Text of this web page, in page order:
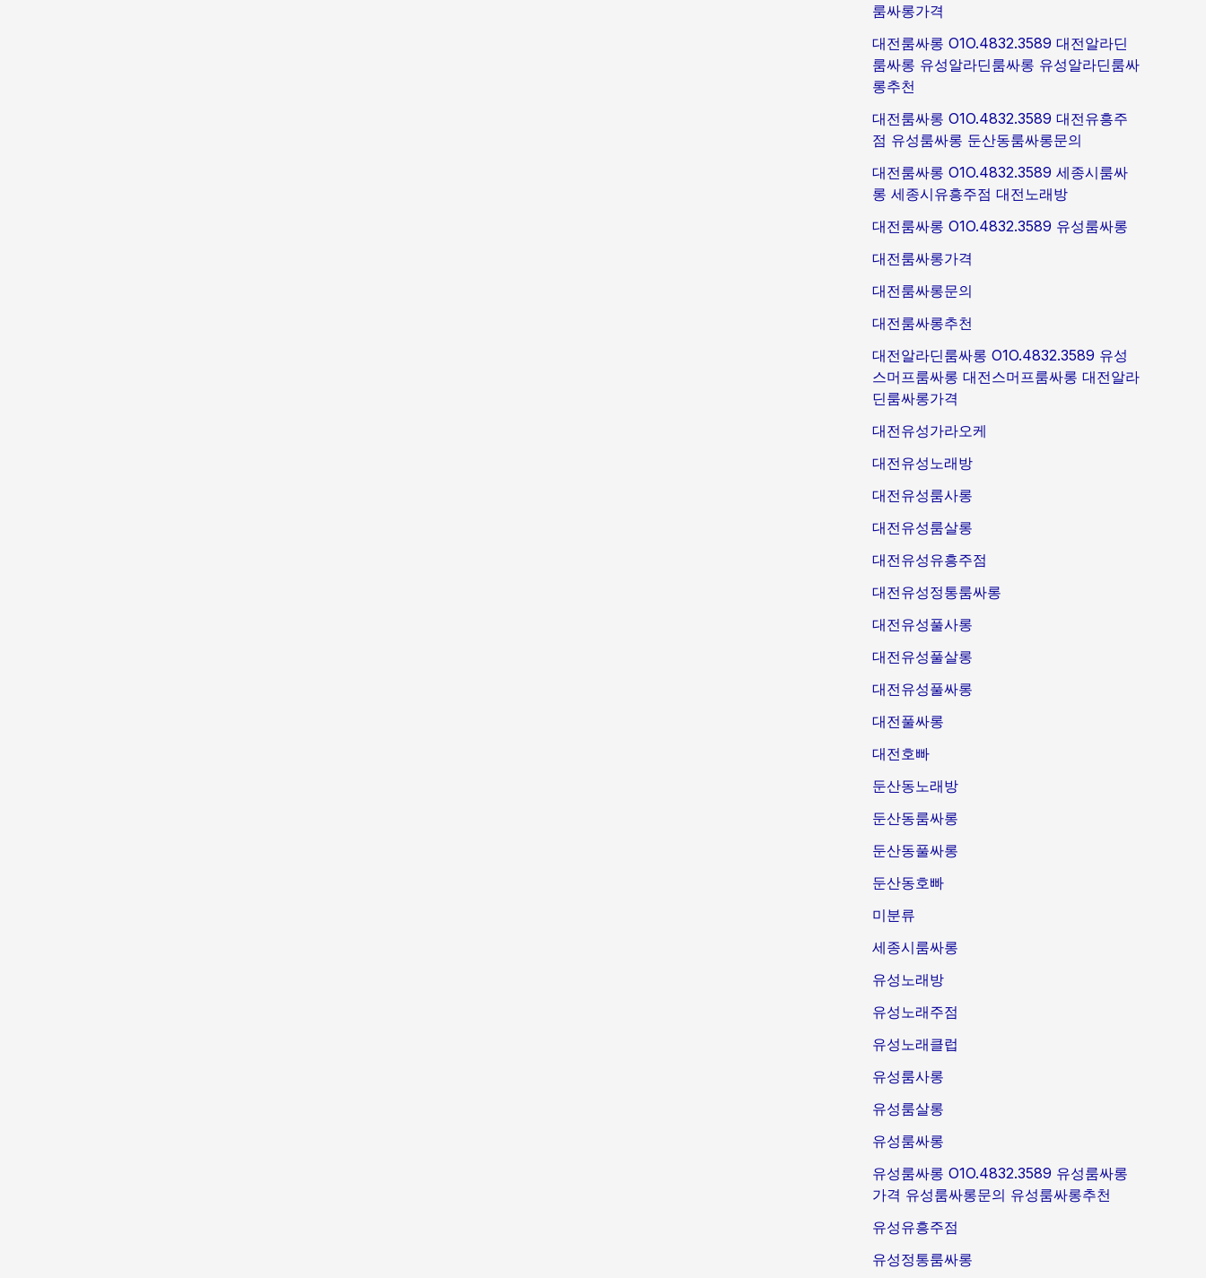
룸싸롱가격
대전룸싸롱 O1O.4832.3589 대전알라딘
룸싸롱 유성알라딘룸싸롱 유성알라딘룸싸
롱추천
대전룸싸롱 O1O.4832.3589 대전유흥주
점 유성룸싸롱 둔산동룸싸롱문의
대전룸싸롱 O1O.4832.3589 세종시룸싸
롱 세종시유흥주점 대전노래방
대전룸싸롱 O1O.4832.3589 유성룸싸롱
대전룸싸롱가격
대전룸싸롱문의
대전룸싸롱추천
대전알라딘룸싸롱 O1O.4832.3589 유성
스머프룸싸롱 대전스머프룸싸롱 대전알라
딘룸싸롱가격
대전유성가라오케
대전유성노래방
대전유성룸사롱
대전유성룸살롱
대전유성유흥주점
대전유성정통룸싸롱
대전유성풀사롱
대전유성풀살롱
대전유성풀싸롱
대전풀싸롱
대전호빠
둔산동노래방
둔산동룸싸롱
둔산동풀싸롱
둔산동호빠
미분류
세종시룸싸롱
유성노래방
유성노래주점
유성노래클럽
유성룸사롱
유성룸살롱
유성룸싸롱
유성룸싸롱 O1O.4832.3589 유성룸싸롱
가격 유성룸싸롱문의 유성룸싸롱추천
유성유흥주점
유성정통룸싸롱